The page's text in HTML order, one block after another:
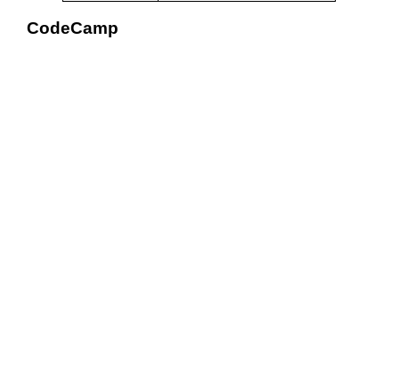
CodeCamp